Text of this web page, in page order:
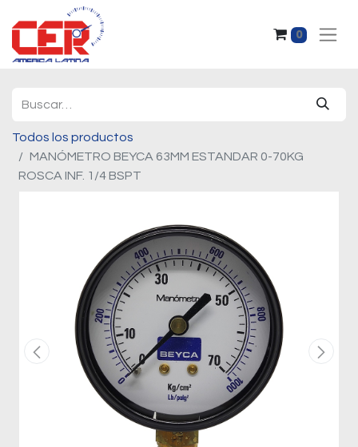
0
Todos los productos
MANÓMETRO BEYCA 63MM ESTANDAR 0-70KG
ROSCA INF. 1/4 BSPT